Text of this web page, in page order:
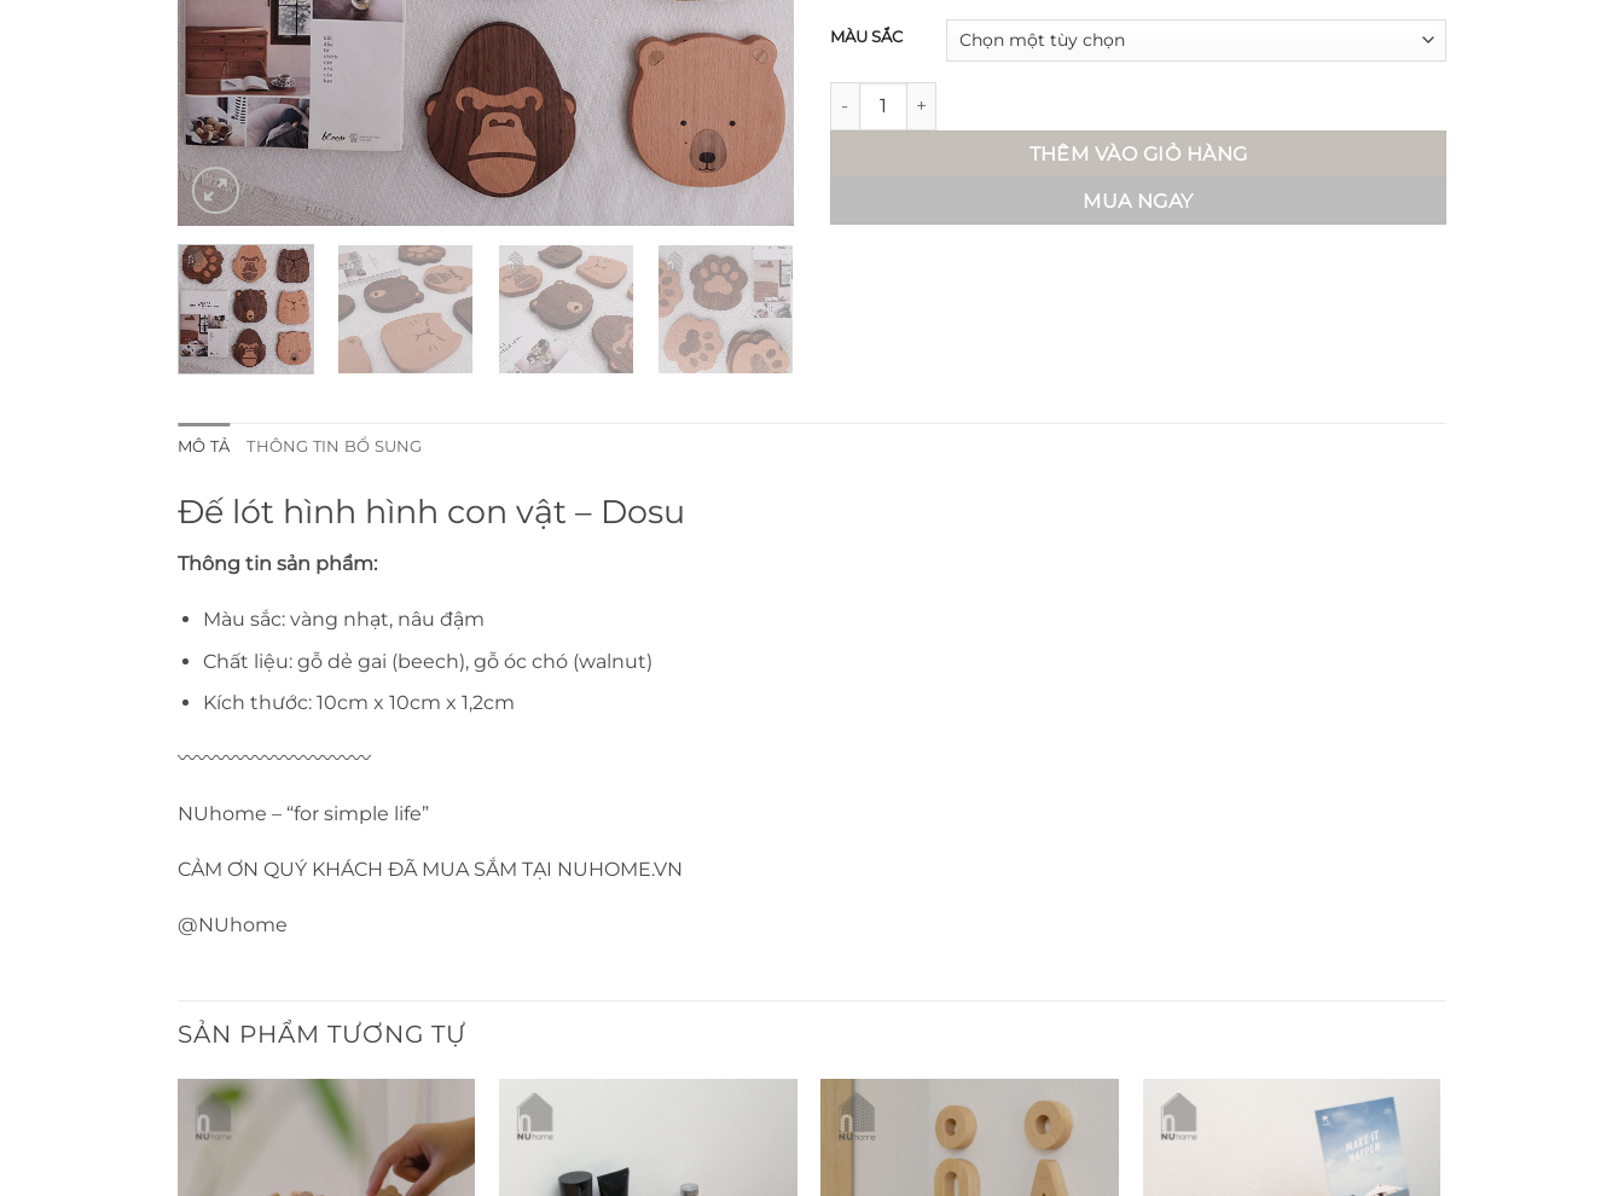
MÀU SẮC
Đế lót hình hình con vật - Dosu số lượng
THÊM VÀO GIỎ HÀNG
MUA NGAY
MÔ TẢ THÔNG TIN BỔ SUNG
Đế lót hình hình con vật – Dosu
Thông tin sản phẩm:
Màu sắc: vàng nhạt, nâu đậm
Chất liệu: gỗ dẻ gai (beech), gỗ óc chó (walnut)
Kích thước: 10cm x 10cm x 1,2cm
〰〰〰〰〰〰〰〰〰〰
NUhome – “for simple life”
CẢM ƠN QUÝ KHÁCH ĐÃ MUA SẮM TẠI NUHOME.VN
@NUhome
SẢN PHẨM TƯƠNG TỰ